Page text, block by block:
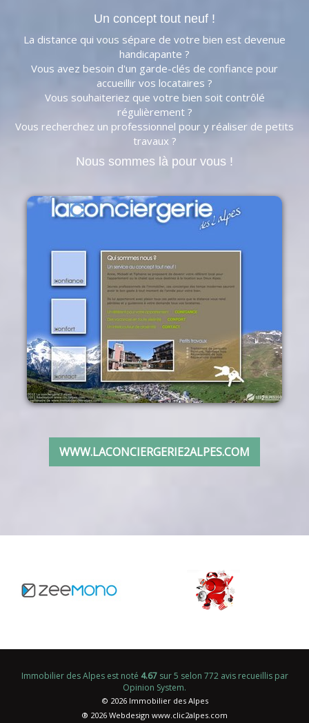
Un concept tout neuf !
La distance qui vous sépare de votre bien est devenue
handicapante ?
Vous avez besoin d'un garde-clés de confiance pour
accueillir vos locataires ?
Vous souhaiteriez que votre bien soit contrôlé
régulièrement ?
Vous recherchez un professionnel pour y réaliser de petits
travaux ?
Nous sommes là pour vous !
WWW.LACONCIERGERIE2ALPES.COM
Immobilier des Alpesest noté 4.67sur5 selon 772avis recueillis par
Opinion System.
© 2026 Immobilier des Alpes
® 2026 Webdesign www.clic2alpes.com